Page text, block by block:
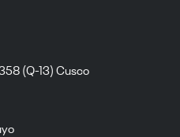
(Q-13) Cusco